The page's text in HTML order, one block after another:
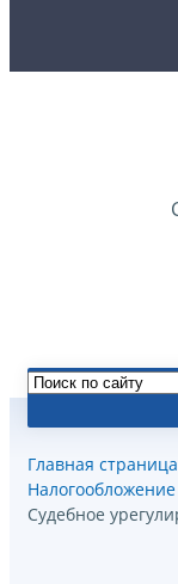
Главная страница
Судебное